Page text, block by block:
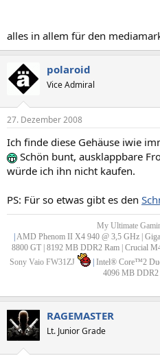
alles in allem für den
polaroid
Vice Admiral
27. Dezember 2008
Ich finde diese Gehäuse iwie
Schön bunt, ausklappbare
würde ich ihn nicht kaufen.
PS: Für so etwas gibt es den
My Ultimate
AMD Phenom II X4 940 @ 3,5 GHz |
8800 GT | 8192 MB DDR2 Ram | Crucial
Sony Vaio FW31ZJ
Intel® Core™2
4096 MB DDR2
RAGEMASTER
Lt. Junior Grade